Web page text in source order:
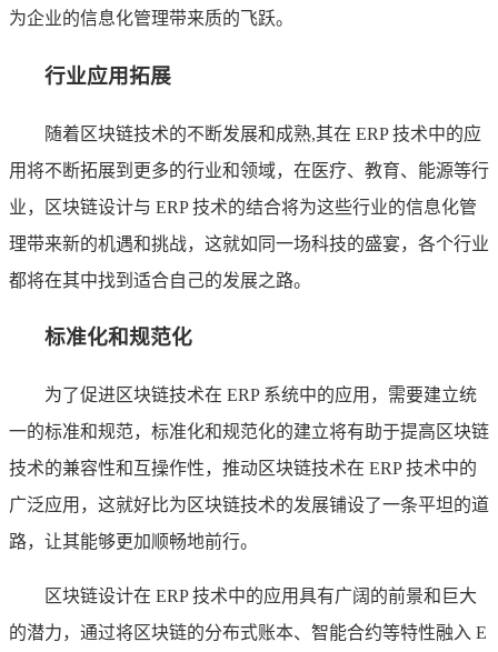
为企业的信息化管理带来质的飞跃。
行业应用拓展
随着区块链技术的不断发展和成熟,其在 ERP 技术中的应
用将不断拓展到更多的行业和领域，在医疗、教育、能源等行
业，区块链设计与 ERP 技术的结合将为这些行业的信息化管
理带来新的机遇和挑战，这就如同一场科技的盛宴，各个行业
都将在其中找到适合自己的发展之路。
标准化和规范化
为了促进区块链技术在 ERP 系统中的应用，需要建立统
一的标准和规范，标准化和规范化的建立将有助于提高区块链
技术的兼容性和互操作性，推动区块链技术在 ERP 技术中的
广泛应用，这就好比为区块链技术的发展铺设了一条平坦的道
路，让其能够更加顺畅地前行。
区块链设计在 ERP 技术中的应用具有广阔的前景和巨大
的潜力，通过将区块链的分布式账本、智能合约等特性融入 E